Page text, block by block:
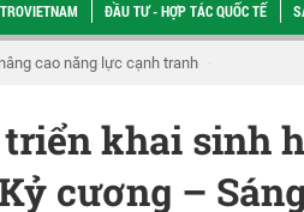
ĐẦU TƯ - HỢP TÁC QUỐC TẾ
gia BSR và hành trình theo dấu chân
triển khai sinh
cương –